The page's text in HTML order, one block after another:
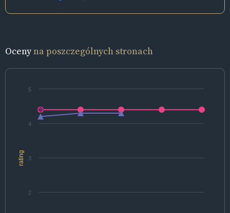
Ocenyna poszczególnych stronach
rating
2
3
4
5